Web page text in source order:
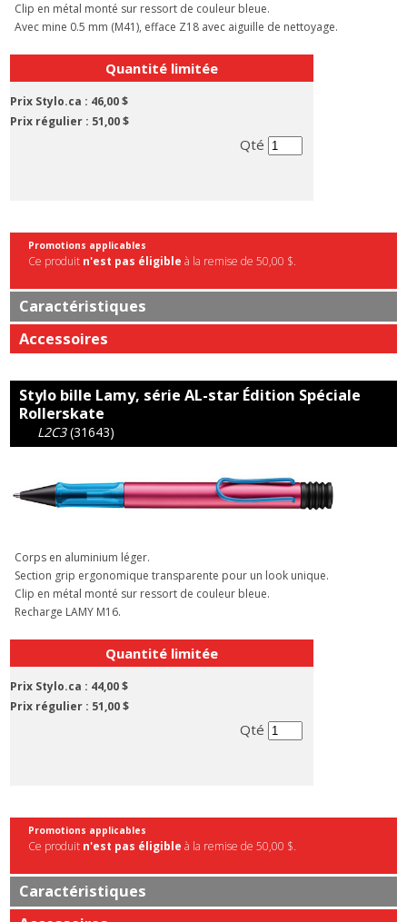
Clip en métal monté sur ressort de couleur bleue.
Avec mine 0.5 mm (M41), efface Z18 avec aiguille de nettoyage.
Quantité limitée
Prix Stylo.ca : 46,00 $
Prix régulier : 51,00 $
Qté
Promotions applicables
Ce produit n'est pas éligible à la remise de 50,00 $.
Caractéristiques
Accessoires
Stylo bille Lamy, série AL-star Édition Spéciale
Rollerskate
L2C3 (31643)
Corps en aluminium léger.
Section grip ergonomique transparente pour un look unique.
Clip en métal monté sur ressort de couleur bleue.
Recharge LAMY M16.
Quantité limitée
Prix Stylo.ca : 44,00 $
Prix régulier : 51,00 $
Qté
Promotions applicables
Ce produit n'est pas éligible à la remise de 50,00 $.
Caractéristiques